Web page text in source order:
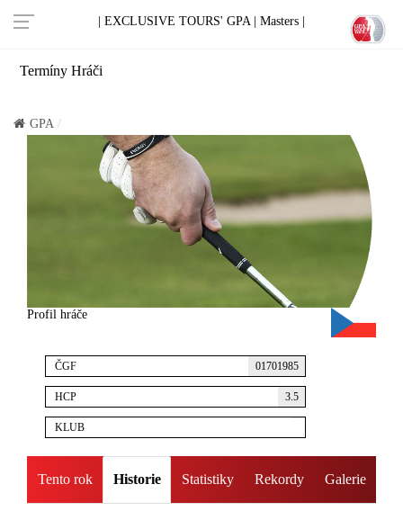
| EXCLUSIVE TOURS' GPA | Masters |
Termíny Hráči
GPA
Profil hráče
ČGF 01701985
HCP 3.5
KLUB
Tento rok Historie Statistiky Rekordy Galerie